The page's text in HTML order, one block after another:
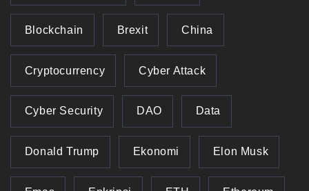
Blockchain Brexit China
Cryptocurrency Cyber Attack
Cyber Security DAO Data
Donald Trump Ekonomi Elon Musk